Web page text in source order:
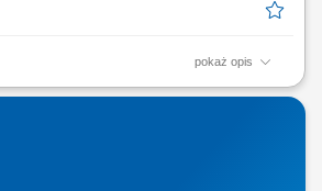
pokaż opis
nad kondycją technologiczną maszyn i ich
ciągłości procesów. Prowadzenie
i prewencyjnej aparatury produkcyjnej.